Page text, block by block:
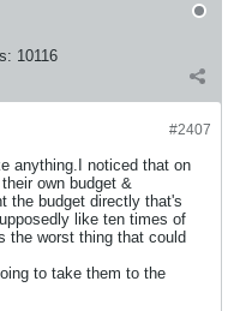
10116
#2407
anything.I noticed that on
own budget &
the budget directly that's
like ten times of
the worst thing that could
to take them to the